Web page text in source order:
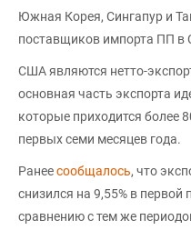
Южная Корея, Сингапур и
поставщиков импорта ПП в
США являются нетто-
основная часть экспорта
которые приходится более
первых семи месяцев года.
Ранеесообщалось, что
снизился на 9,55% в первой
сравнению с тем же